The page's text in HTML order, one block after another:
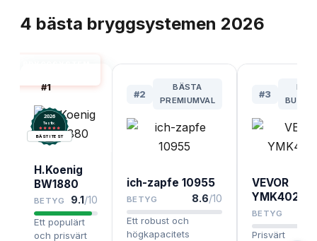
4 bästa bryggsystemen 2026
#1
2026
Testix.
BÄST I TEST
H.Koenig
BW1880
BETYG 9.1/10
Ett populärt
och prisvärt
#2
BÄSTA
PREMIUMVAL
ich-zapfe 10955
BETYG 8.6/10
Ett robust och
högkapacitets
#3
VEVOR
YMK40202
BETYG
Prisvärt